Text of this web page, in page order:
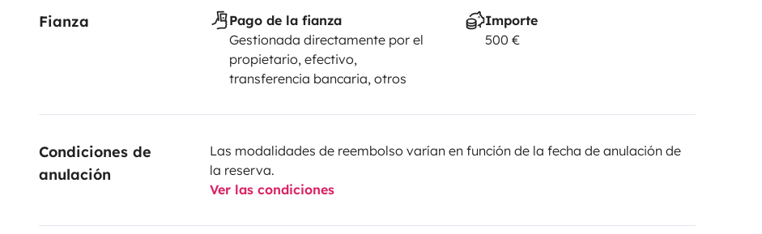
Fianza
Pago de la fianza
Gestionada directamente por el
propietario, efectivo,
transferencia bancaria, otros
Importe
500 €
Condiciones de
anulación
Las modalidades de reembolso varían en función de la fecha de anulación de
la reserva.
Ver las condiciones